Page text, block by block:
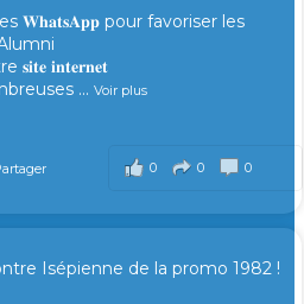
𝐖𝐡𝐚𝐭𝐬𝐀𝐩𝐩 pour favoriser les
𝐢𝐧𝐭𝐞𝐫𝐧𝐞𝐭
... Voir plus
0 0 0
Isépienne de la promo 1982 !